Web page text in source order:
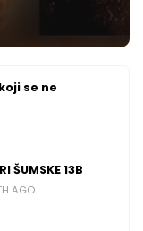
se ne
ŠUMSKE 13B
AGO